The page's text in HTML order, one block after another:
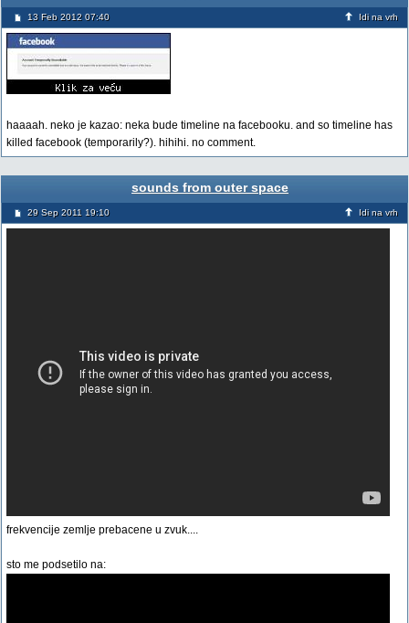
13 Feb 2012 07:40 Idi na vrh
haaaah. neko je kazao: neka bude timeline na facebooku. and so timeline has
killed facebook (temporarily?). hihihi. no comment.
sounds from outer space
29 Sep 2011 19:10 Idi na vrh
frekvencije zemlje prebacene u zvuk....
sto me podsetilo na: